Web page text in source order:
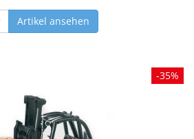
Artikel ansehen
-35%